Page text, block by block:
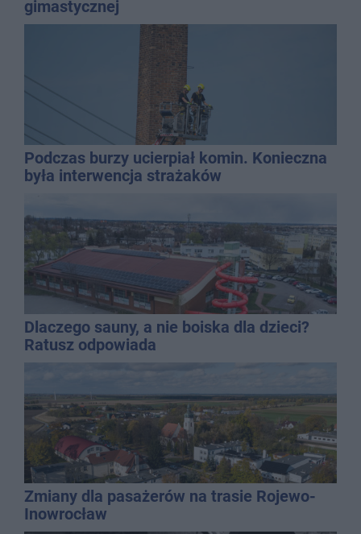
gimastycznej
Podczas burzy ucierpiał komin. Konieczna
była interwencja strażaków
Dlaczego sauny, a nie boiska dla dzieci?
Ratusz odpowiada
Zmiany dla pasażerów na trasie Rojewo-
Inowrocław